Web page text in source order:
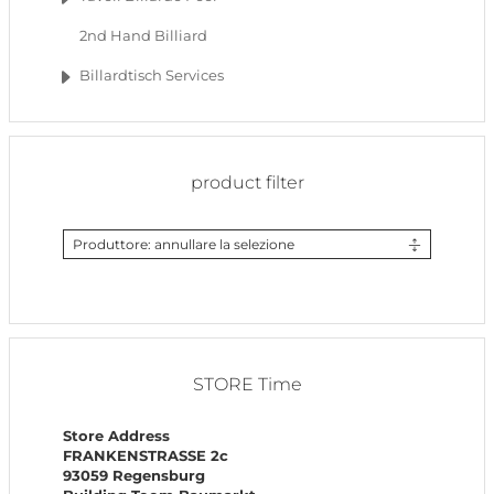
2nd Hand Billiard
Billardtisch Services
product filter
Produttore: annullare la selezione
STORE Time
Store Address
FRANKENSTRASSE 2c
93059 Regensburg